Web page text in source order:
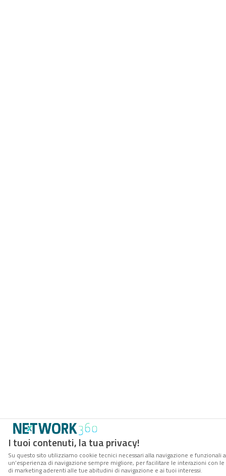
I tuoi contenuti, la tua privacy!
Su questo sito utilizziamo cookie tecnici necessari alla navigazione e
un’esperienza di navigazione sempre migliore, per facilitare le interazioni con
di marketing aderenti alle tue abitudini di navigazione e ai tuoi interessi.